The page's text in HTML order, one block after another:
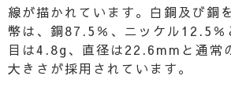
線が描かれています。白銅及び銅
幣は、銅87.5％、ニッケル12.5％
目は4.8g、直径は22.6mmと通常
大きさが採用されています。